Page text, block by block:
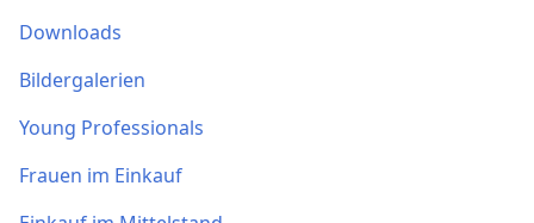
Downloads
Bildergalerien
Young Professionals
Frauen im Einkauf